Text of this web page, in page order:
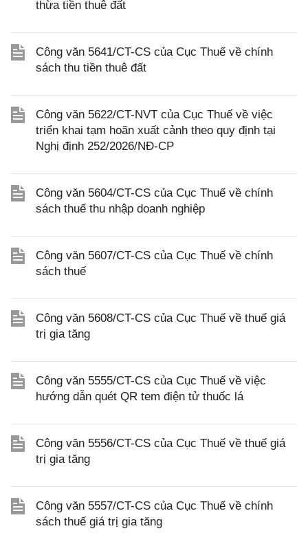
thừa tiền thuê đất
Công văn 5641/CT-CS của Cục Thuế về chính
sách thu tiền thuê đất
Công văn 5622/CT-NVT của Cục Thuế về việc
triển khai tạm hoãn xuất cảnh theo quy định tại
Nghị định 252/2026/NĐ-CP
Công văn 5604/CT-CS của Cục Thuế về chính
sách thuế thu nhập doanh nghiệp
Công văn 5607/CT-CS của Cục Thuế về chính
sách thuế
Công văn 5608/CT-CS của Cục Thuế về thuế giá
trị gia tăng
Công văn 5555/CT-CS của Cục Thuế về việc
hướng dẫn quét QR tem điện tử thuốc lá
Công văn 5556/CT-CS của Cục Thuế về thuế giá
trị gia tăng
Công văn 5557/CT-CS của Cục Thuế về chính
sách thuế giá trị gia tăng